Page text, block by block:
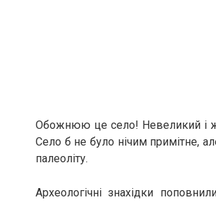
Обожнюю це село! Невеликий і
Село б не було нічим примітне,
палеоліту.
Археологічні знахідки